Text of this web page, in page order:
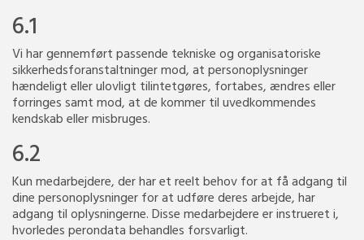
6.1
Vi har gennemført passende tekniske og organisatoriske
sikkerhedsforanstaltninger mod, at personoplysninger
hændeligt eller ulovligt tilintetgøres, fortabes, ændres eller
forringes samt mod, at de kommer til uvedkommendes
kendskab eller misbruges.
6.2
Kun medarbejdere, der har et reelt behov for at få adgang til
dine personoplysninger for at udføre deres arbejde, har
adgang til oplysningerne. Disse medarbejdere er instrueret i,
hvorledes perondata behandles forsvarligt.